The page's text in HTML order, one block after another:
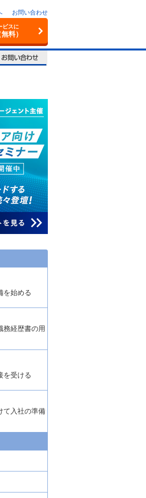
お問い合わせ
ビスに
料）
を始める
務経歴書の用
を受ける
て入社の準備